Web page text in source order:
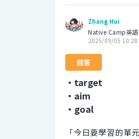
Zhang Hui
Native Camp英
2025/09/05 10:28
回答
・target
・aim
・goal
「今日要學習的單